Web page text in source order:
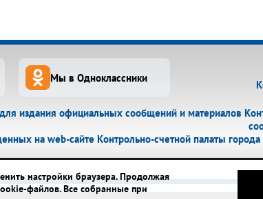
Мы в Одноклассники
издания официальных сообщений и материалов
на web-сайте Контрольно-счетной палаты города
настройки браузера. Продолжая
файлов.Все собранные при